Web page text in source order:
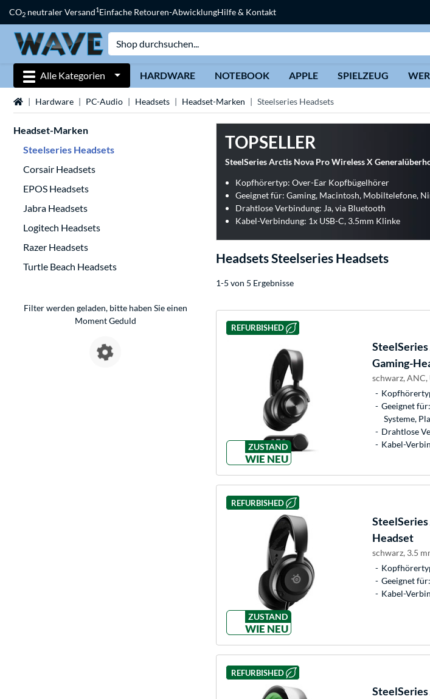
CO2 neutraler Versand1Einfache Retouren-AbwicklungHilfe & Kontakt
Alle Kategorien HARDWARE NOTEBOOK APPLE SPIELZEUG
StartseiteHardware PC-Audio Headsets Headset-Marken Steelseries Headsets
Headset-Marken
Steelseries Headsets
Corsair Headsets
EPOS Headsets
Jabra Headsets
Logitech Headsets
Razer Headsets
Turtle Beach Headsets
Filter werden geladen, bitte haben Sie einen
Moment Geduld
TOPSELLER
Kopfhörertyp: Over-Ear Kopfbügelhörer
Drahtlose Verbindung: Ja, via Bluetooth
Kabel-Verbindung: 1x USB-C, 3.5mm Klinke
Headsets Steelseries Headsets
1-5 von 5 Ergebnisse
REFURBISHED
ZUSTAND
WIE NEU
SteelSeries
Gaming-
schwarz,
Geeignet
Systeme,
Drahtlose
Kabel-
REFURBISHED
ZUSTAND
WIE NEU
SteelSeries
Headset
schwarz, 3.5
Geeignet
Kabel-
REFURBISHED
SteelSeries